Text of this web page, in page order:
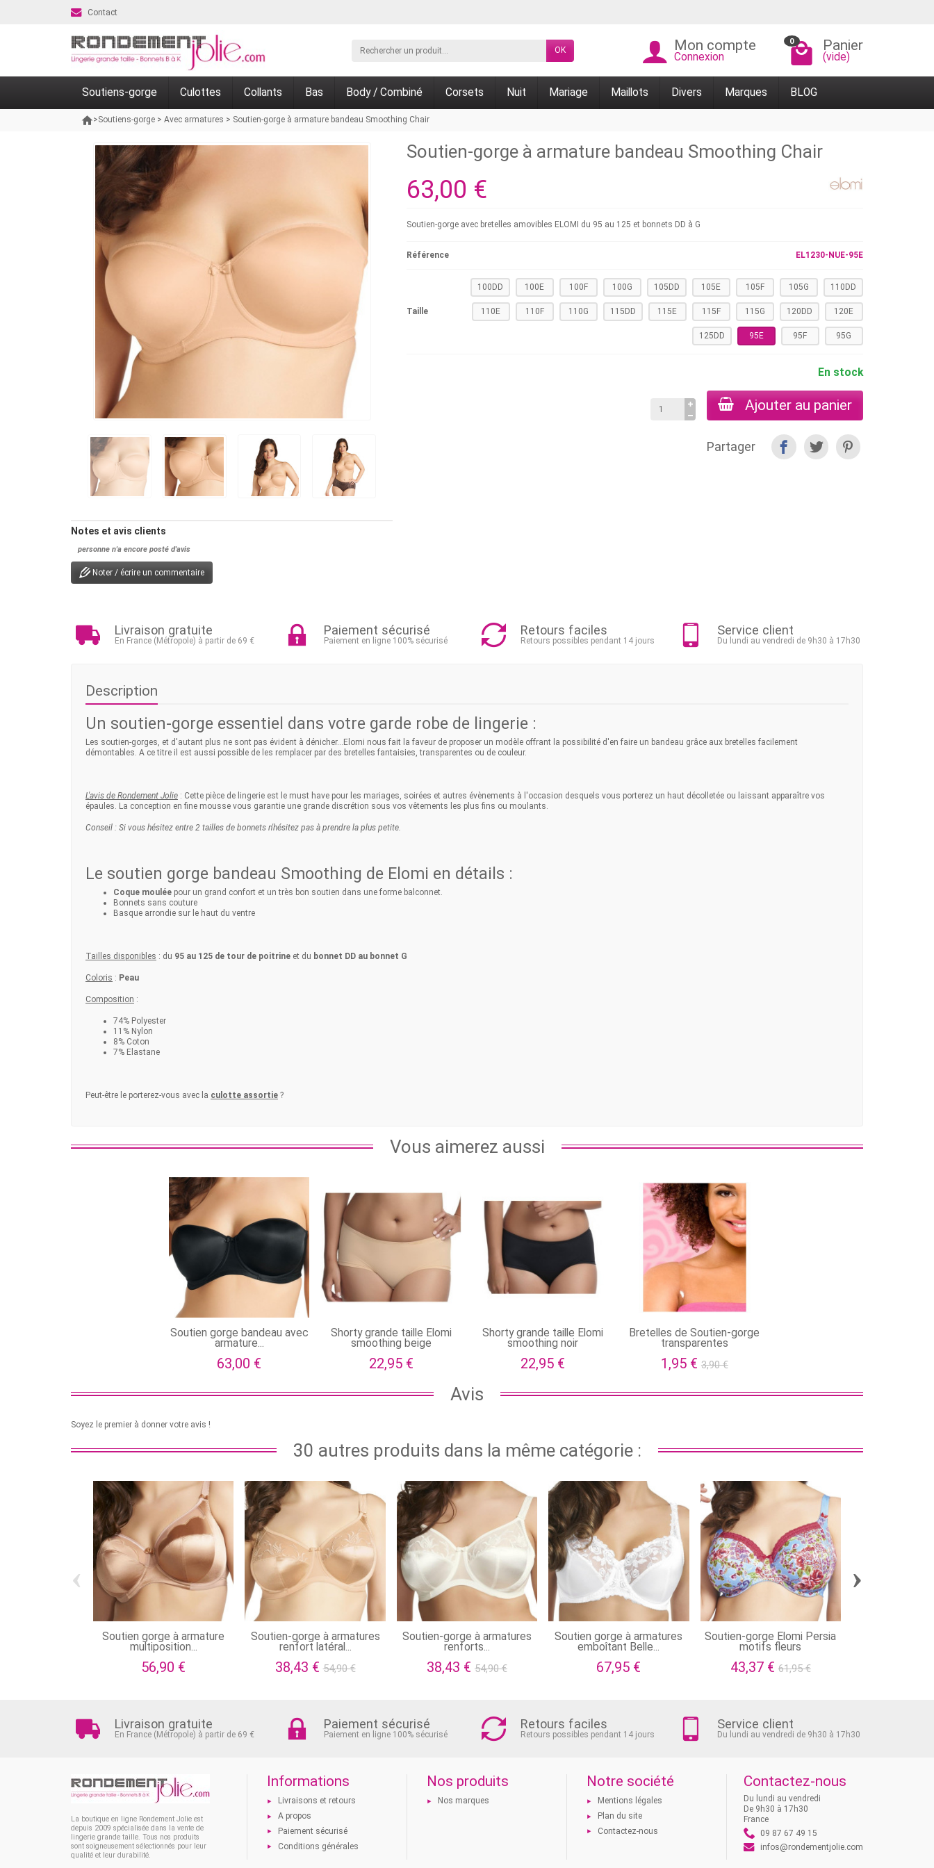
Contact
OK Mon compte
Connexion
0 Panier
(vide)
Soutiens-gorge Culottes Collants Bas Body / Combiné Corsets Nuit Mariage Maillots Divers Marques BLOG
>Soutiens-gorge > Avec armatures > Soutien-gorge à armature bandeau Smoothing Chair
Notes et avis clients
personne n'a encore posté d'avis
Noter / écrire un commentaire
Soutien-gorge à armature bandeau Smoothing Chair
63,00 €
Soutien-gorge avec bretelles amovibles ELOMI du 95 au 125 et bonnets DD à G
Référence EL1230-NUE-95E
Taille
100DD 100E 100F 100G 105DD 105E 105F 105G 110DD
110E 110F 110G 115DD 115E 115F 115G 120DD 120E
125DD 95E 95F 95G
En stock
Ajouter au panier
Partager
Livraison gratuite
En France (Métropole) à partir de 69 €
Paiement sécurisé
Paiement en ligne 100% sécurisé
Retours faciles
Retours possibles pendant 14 jours
Service client
Du lundi au vendredi de 9h30 à 17h30
Description
Un soutien-gorge essentiel dans votre garde robe de lingerie :
Les soutien-gorges, et d'autant plus ne sont pas évident à dénicher...Elomi nous fait la faveur de proposer un modèle offrant la possibilité d'en faire un bandeau grâce aux bretelles facilement
démontables. A ce titre il est aussi possible de les remplacer par des bretelles fantaisies, transparentes ou de couleur.
L'avis de Rondement Jolie : Cette pièce de lingerie est le must have pour les mariages, soirées et autres évènements à l'occasion desquels vous porterez un haut décolletée ou laissant apparaître vos
épaules. La conception en fine mousse vous garantie une grande discrétion sous vos vêtements les plus fins ou moulants.
Conseil : Si vous hésitez entre 2 tailles de bonnets n'hésitez pas à prendre la plus petite.
Le soutien gorge bandeau Smoothing de Elomi en détails :
Coque moulée pour un grand confort et un très bon soutien dans une forme balconnet.
Bonnets sans couture
Basque arrondie sur le haut du ventre
Tailles disponibles : du 95 au 125 de tour de poitrine et du bonnet DD au bonnet G
Coloris : Peau
Composition :
74% Polyester
11% Nylon
8% Coton
7% Elastane
Peut-être le porterez-vous avec la culotte assortie ?
Vous aimerez aussi
Soutien gorge bandeau avec
armature...
63,00 €
Shorty grande taille Elomi
smoothing beige
22,95 €
Shorty grande taille Elomi
smoothing noir
22,95 €
Bretelles de Soutien-gorge
transparentes
1,95 € 3,90 €
Avis
Soyez le premier à donner votre avis !
30 autres produits dans la même catégorie :
Soutien gorge à armature
multiposition...
56,90 €
Soutien-gorge à armatures
renfort latéral...
38,43 €54,90 €
Soutien-gorge à armatures
renforts...
38,43 € 54,90 €
Soutien gorge à armatures
emboîtant Belle...
67,95 €
Soutien-gorge Elomi Persia
motifs fleurs
43,37 € 61,95 €
‹ ›
Livraison gratuite
En France (Métropole) à partir de 69 €
Paiement sécurisé
Paiement en ligne 100% sécurisé
Retours faciles
Retours possibles pendant 14 jours
Service client
Du lundi au vendredi de 9h30 à 17h30
La boutique en ligne Rondement Jolie est
depuis 2009 spécialisée dans la vente de
lingerie grande taille. Tous nos produits
sont soigneusement sélectionnés pour leur
qualité et leur durabilité.
Informations
Livraisons et retours
A propos
Paiement sécurisé
Conditions générales
Nos produits
Nos marques
Notre société
Mentions légales
Plan du site
Contactez-nous
Contactez-nous
Du lundi au vendredi
De 9h30 à 17h30
France
09 87 67 49 15
infos@rondementjolie.com